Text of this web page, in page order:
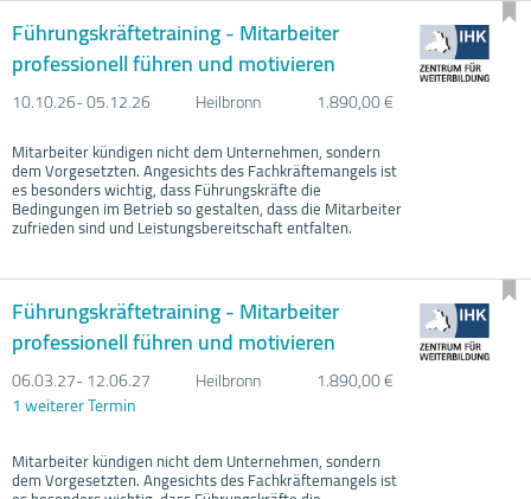
Führungskräftetraining - Mitarbeiter
professionell führen und motivieren
10.10.26- 05.12.26 Heilbronn 1.890,00 €
Mitarbeiter kündigen nicht dem Unternehmen, sondern
dem Vorgesetzten. Angesichts des Fachkräftemangels ist
es besonders wichtig, dass Führungskräfte die
Bedingungen im Betrieb so gestalten, dass die Mitarbeiter
zufrieden sind und Leistungsbereitschaft entfalten.
Führungskräftetraining - Mitarbeiter
professionell führen und motivieren
06.03.27- 12.06.27 Heilbronn
1.890,00 €
1 weiterer Termin
Mitarbeiter kündigen nicht dem Unternehmen, sondern
dem Vorgesetzten. Angesichts des Fachkräftemangels ist